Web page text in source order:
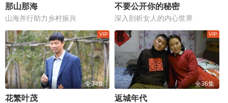
那山那海
山海并行助力乡村振兴
不要公开你的秘密
深入剖析女人的内心世界
全34集
花繁叶茂
全36集
返城年代